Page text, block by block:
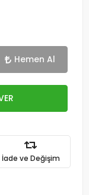
Hemen Al
İade ve Değişim